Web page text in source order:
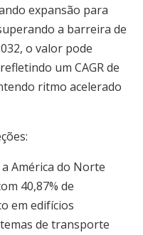
expansão para
a barreira de
o valor pode
um CAGR de
ritmo acelerado
América do Norte
40,87% de
em edifícios
de transporte